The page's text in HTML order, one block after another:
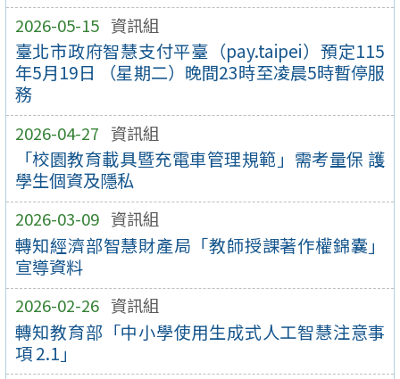
2026-05-15 資訊組
臺北市政府智慧支付平臺（pay.taipei）預定115
年5月19日 （星期二）晚間23時至凌晨5時暫停服
務
2026-04-27 資訊組
「校園教育載具暨充電車管理規範」需考量保 護
學生個資及隱私
2026-03-09 資訊組
轉知經濟部智慧財產局「教師授課著作權錦囊」
宣導資料
2026-02-26 資訊組
轉知教育部「中小學使用生成式人工智慧注意事
項 2.1」